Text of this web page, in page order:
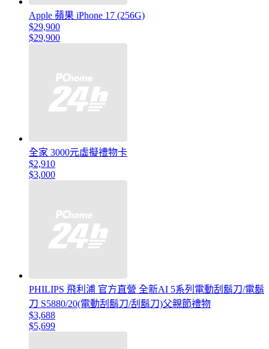
Apple 蘋果 iPhone 17 (256G)
$29,900
$29,900
全家 3000元虛擬禮物卡
$2,910
$3,000
PHILIPS 飛利浦 官方直營 全新AI 5系列電動刮鬍刀/電鬍
刀 S5880/20(電動刮鬍刀/刮鬍刀)父親節禮物
$3,688
$5,699